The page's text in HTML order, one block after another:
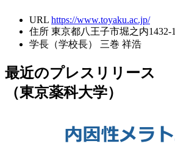
URL https://www.toyaku.ac.jp/
住所 東京都八王子市堀之内1432-1
学長（学校長）
三巻 祥浩
最近のプレスリリース
（東京薬科大学）